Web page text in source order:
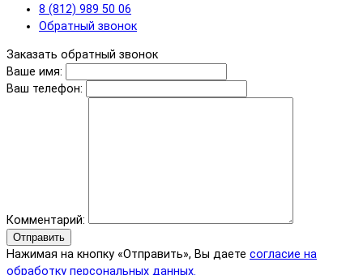
8 (812) 989 50 06
Обратный звонок
Заказать обратный звонок
Ваше имя:
Ваш телефон:
Комментарий:
Отправить
Нажимая на кнопку «Отправить», Вы даете согласие на
обработку персональных данных.